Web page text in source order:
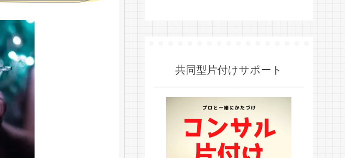
共同型片付けサポート